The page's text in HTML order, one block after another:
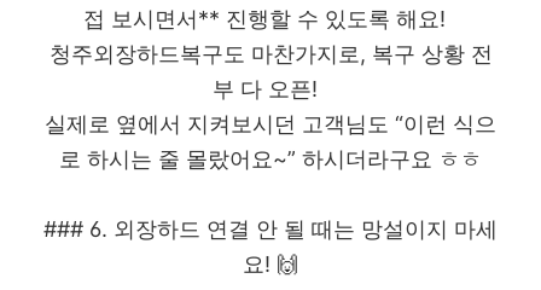
접 보시면서** 진행할 수 있도록 해요!
청주외장하드복구도 마찬가지로, 복구 상황 전
부 다 오픈!
실제로 옆에서 지켜보시던 고객님도 “이런 식으
로 하시는 줄 몰랐어요~” 하시더라구요 ㅎㅎ
### 6. 외장하드 연결 안 될 때는 망설이지 마세
요! 🙌